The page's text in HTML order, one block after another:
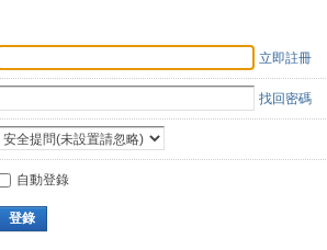
立即註冊
找回密碼
自動登錄
登錄